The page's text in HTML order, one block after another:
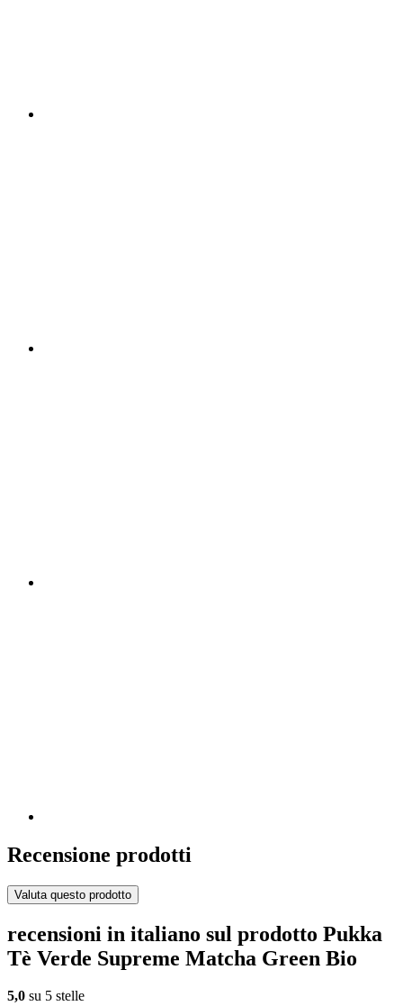
Recensione prodotti
Valuta questo prodotto
recensioni in italiano sul prodotto Pukka
Tè Verde Supreme Matcha Green Bio
5,0 su 5 stelle